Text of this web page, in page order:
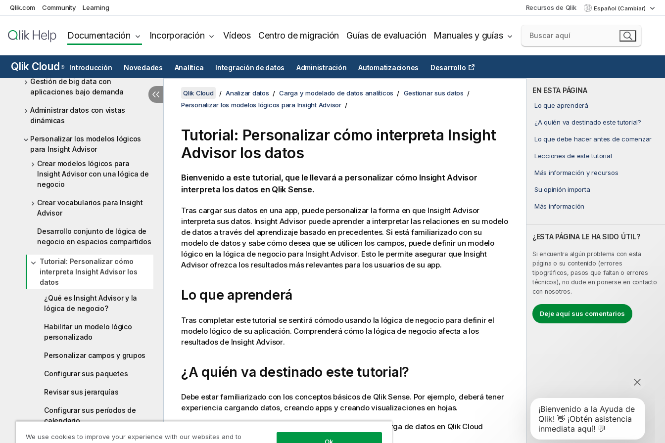
Qlik.com Community Learning Recursos de Qlik Español (Cambiar)
Documentación Incorporación Vídeos Centro de migración Guías de evaluación Manuales y guías
Qlik Cloud ® Introducción Novedades Analítica Integración de datos Administración Automatizaciones Desarrollo
Modelar sus datos
Administrar la seguridad de los
acceso
Gestión de big data con
aplicaciones bajo demanda
Administrar datos con vistas
dinámicas
Personalizar los modelos lógicos
para Insight Advisor
Crear modelos lógicos para
Insight Advisor con una lógica de
negocio
Crear vocabularios para Insight
Advisor
Desarrollo conjunto de lógica de
negocio en espacios compartidos
Tutorial: Personalizar cómo
interpreta Insight Advisor los
datos
¿Qué es Insight Advisor y la
lógica de negocio?
Habilitar un modelo lógico
personalizado
Personalizar campos y grupos
Configurar sus paquetes
Revisar sus jerarquías
Configurar sus períodos de
calendario
Configurar sus
EN ESTA PÁGINA
Lo que aprenderá
¿A quién va destinado este tutorial?
Lo que debe hacer antes de comenzar
Lecciones de este tutorial
Más información y recursos
Su opinión importa
Más información
¿ESTA PÁGINA LE HA SIDO ÚTIL?
Si encuentra algún problema con esta
página o su contenido (errores
tipográficos, pasos que faltan o errores
técnicos), no dude en ponerse en contacto
con nosotros.
Deje aquí sus comentarios
Qlik Cloud Analizar datos Carga y modelado de datos analíticos
Gestionar sus datos
Personalizar los modelos lógicos para Insight Advisor
Tutorial: Personalizar cómo interpreta Insight
Advisorlos datos
Bienvenido a este tutorial, que le llevará a personalizar cómo Insight Advisor
interpreta los datos en Qlik Sense.
Tras cargar sus datos en una app, puede personalizar la forma en que Insight Advisor
interpreta sus datos. Insight Advisorpuede aprender a interpretar las relaciones en su modelo
de datos a través del aprendizaje basado en precedentes. Si está familiarizado con su
modelo de datos y sabe cómo desea que se utilicen los campos, puede definir un modelo
lógicoen la lógica de negociopara Insight Advisor. Esto le permite asegurar que Insight
Advisorofrezca los resultados más relevantes para los usuarios de su app.
Lo que aprenderá
Tras completar este tutorial se sentirá cómodo usando la lógica de negocio para definir el
modelo lógico de su aplicación. Comprenderá cómo la lógica de negocio afecta a los
resultados de Insight Advisor.
¿A quién va destinado este tutorial?
Debe estar familiarizado con los conceptos básicos de Qlik Sense. Por ejemplo, deberá tener
experiencia cargando datos, creando apps y creandovisualizacionesen hojas.
y permiso de carga de datos en Qlik Cloud
Analytics.
We use cookies to improve your experience with our websites and to